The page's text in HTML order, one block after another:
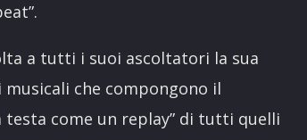
a tutti i suoi ascoltatori la sua
che compongono il
come un replay” di tutti quelli